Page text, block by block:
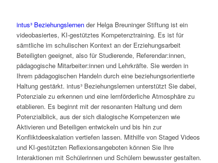
intus³ Beziehungslernender Helga Breuninger Stiftung ist ein
videobasiertes, KI-gestütztes Kompetenztraining. Es ist für
sämtliche im schulischen Kontext an der Erziehungsarbeit
Beteiligten geeignet, also für Studierende, Referendar:innen,
pädagogische Mitarbeiter:innen und Lehrkräfte. Sie werden in
Ihrem pädagogischen Handeln durch eine beziehungsorientierte
Haltung gestärkt. intus³ Beziehungslernen unterstützt Sie dabei,
Potenziale zu erkennen und eine lernförderliche Atmosphäre zu
etablieren. Es beginnt mit der resonanten Haltung und dem
Potenzialblick, aus der sich dialogische Kompetenzen wie
Aktivieren und Beteiligen entwickeln und bis hin zur
Konfliktdeeskalation vertiefen lassen. Mithilfe von Staged Videos
und KI-gestützten Reflexionsangeboten können Sie Ihre
Interaktionen mit Schülerinnen und Schülern bewusster gestalten.